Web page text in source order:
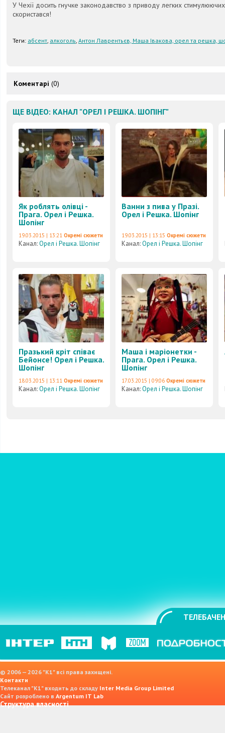
У Чехії досить гнучке законодавство з приводу легких
скористався!
Теги: абсент, алкоголь, Антон Лаврентьєв, Маша Івакова, орел та решка,
Коментарі (0)
ЩЕ ВІДЕО: КАНАЛ "ОРЕЛ І РЕШКА. ШОПІНГ"
Як роблять олівці -
Прага. Орел і Решка.
Шопінг
19.03.2015 | 13:21 Окремі сюжети
Канал:Орел і Решка. Шопінг
Ванни з пива у Празі.
Орел і Решка. Шопінг
19.03.2015 | 13:15 Окремі сюжети
Канал:Орел і Решка. Шопінг
Празький кріт співає
Бейонсе! Орел і Решка.
Шопінг
18.03.2015 | 13:11 Окремі сюжети
Канал:Орел і Решка. Шопінг
Маша і маріонетки -
Прага. Орел і Решка.
Шопінг
17.03.2015 | 09:06 Окремі сюжети
Канал:Орел і Решка. Шопінг
© 2006 — 2026 "K1" всі права захищені.
Контакти
Телеканал "К1" входить до складу Inter Media Group Limited
Сайт розроблено в Argentum IT Lab
Структура власності